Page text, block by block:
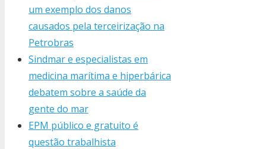
um exemplo dos danos
causados pela terceirização na
Petrobras
Sindmar e especialistas em
medicina marítima e hiperbárica
debatem sobre a saúde da
gente do mar
EPM público e gratuito é
questão trabalhista